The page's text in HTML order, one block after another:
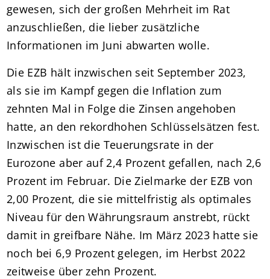
gewesen, sich der großen Mehrheit im Rat
anzuschließen, die lieber zusätzliche
Informationen im Juni abwarten wolle.
Die EZB hält inzwischen seit September 2023,
als sie im Kampf gegen die Inflation zum
zehnten Mal in Folge die Zinsen angehoben
hatte, an den rekordhohen Schlüsselsätzen fest.
Inzwischen ist die Teuerungsrate in der
Eurozone aber auf 2,4 Prozent gefallen, nach 2,6
Prozent im Februar. Die Zielmarke der EZB von
2,00 Prozent, die sie mittelfristig als optimales
Niveau für den Währungsraum anstrebt, rückt
damit in greifbare Nähe. Im März 2023 hatte sie
noch bei 6,9 Prozent gelegen, im Herbst 2022
zeitweise über zehn Prozent.